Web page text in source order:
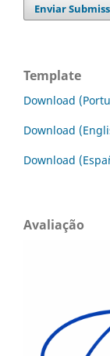
Enviar
Template
Download
Download
Download
Avaliação